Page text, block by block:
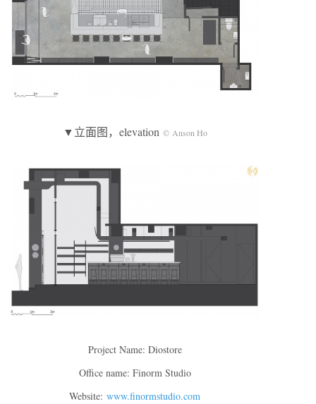
▼立面图，elevation © Anson Ho
Project Name: Diostore
Office name: Finorm Studio
Website: www.finormstudio.com